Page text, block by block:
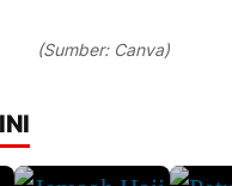
(Sumber: Canva)